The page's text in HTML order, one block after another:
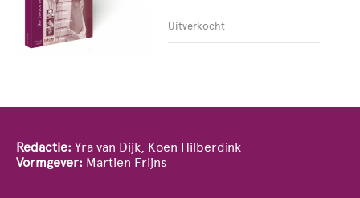
Uitverkocht
Redactie: Yra van Dijk, Koen Hilberdink
Vormgever: Martien Frijns